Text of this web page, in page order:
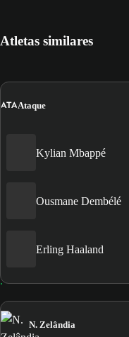
Atletas similares
ATAAtaque
Kylian Mbappé
Ousmane Dembélé
Erling Haaland
N. Zelândia